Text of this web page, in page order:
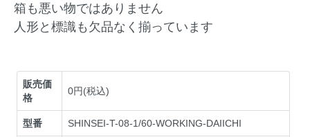
箱も悪い物ではありません
人形と標識も欠品なく揃っています
販売価
格
0円(税込)
型番 SHINSEI-T-08-1/60-WORKING-DAIICHI